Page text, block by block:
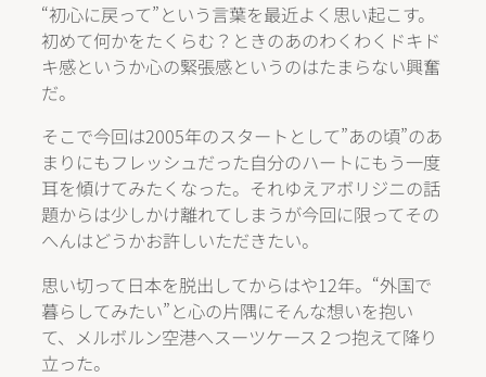
“初心に戻って”という言葉を最近よく思い起こす。
初めて何かをたくらむ？ときのあのわくわくドキド
キ感というか心の緊張感というのはたまらない興奮
だ。
そこで今回は2005年のスタートとして”あの頃”のあ
まりにもフレッシュだった自分のハートにもう一度
耳を傾けてみたくなった。それゆえアボリジニの話
題からは少しかけ離れてしまうが今回に限ってその
へんはどうかお許しいただきたい。
思い切って日本を脱出してからはや12年。“外国で
暮らしてみたい”と心の片隅にそんな想いを抱い
て、メルボルン空港へスーツケース２つ抱えて降り
立った。